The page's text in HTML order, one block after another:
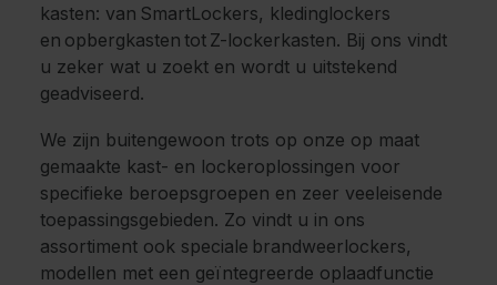
kasten: van SmartLockers, kledinglockers
en opbergkasten tot Z-lockerkasten. Bij ons vindt
u zeker wat u zoekt en wordt u uitstekend
geadviseerd.
We zijn buitengewoon trots op onze op maat
gemaakte kast- en lockeroplossingen voor
specifieke beroepsgroepen en zeer veeleisende
toepassingsgebieden. Zo vindt u in ons
assortiment ook speciale brandweerlockers,
modellen met een geïntegreerde oplaadfunctie